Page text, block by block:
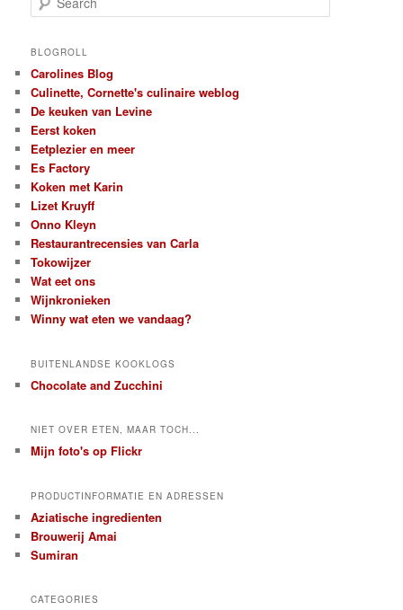
e
r
h
BLOGROLL
Carolines Blog
Culinette, Cornette's culinaire weblog
De keuken van Levine
Eerst koken
Eetplezier en meer
Es Factory
Koken met Karin
Lizet Kruyff
Onno Kleyn
Restaurantrecensies van Carla
Tokowijzer
Wat eet ons
Wijnkronieken
Winny wat eten we vandaag?
BUITENLANDSE KOOKLOGS
Chocolate and Zucchini
NIET OVER ETEN, MAAR TOCH...
Mijn foto's op Flickr
PRODUCTINFORMATIE EN ADRESSEN
Aziatische ingredienten
Brouwerij Amai
Sumiran
CATEGORIES